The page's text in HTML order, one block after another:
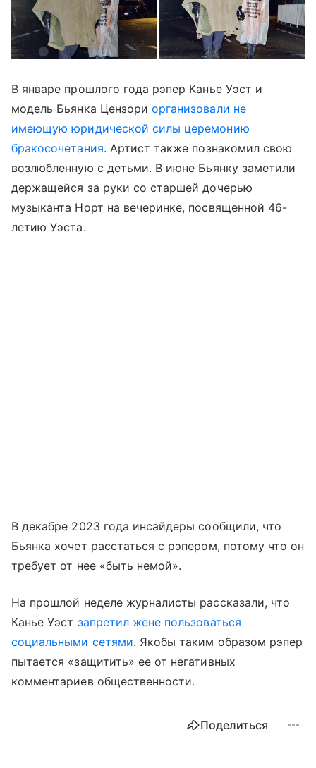
В январе прошлого года рэпер Канье Уэст и
модель Бьянка Цензориорганизовали не
имеющую юридической силы церемонию
бракосочетания. Артист также познакомил свою
возлюбленную с детьми. В июне Бьянку заметили
держащейся за руки со старшей дочерью
музыканта Норт на вечеринке, посвященной 46-
летию Уэста.
В декабре 2023 года инсайдеры сообщили, что
Бьянка хочет расстаться с рэпером, потому что он
требует от нее «быть немой».
На прошлой неделе журналисты рассказали, что
Канье Уэст запретил жене пользоваться
социальными сетями. Якобы таким образом рэпер
пытается «защитить» ее от негативных
комментариев общественности.
Поделиться